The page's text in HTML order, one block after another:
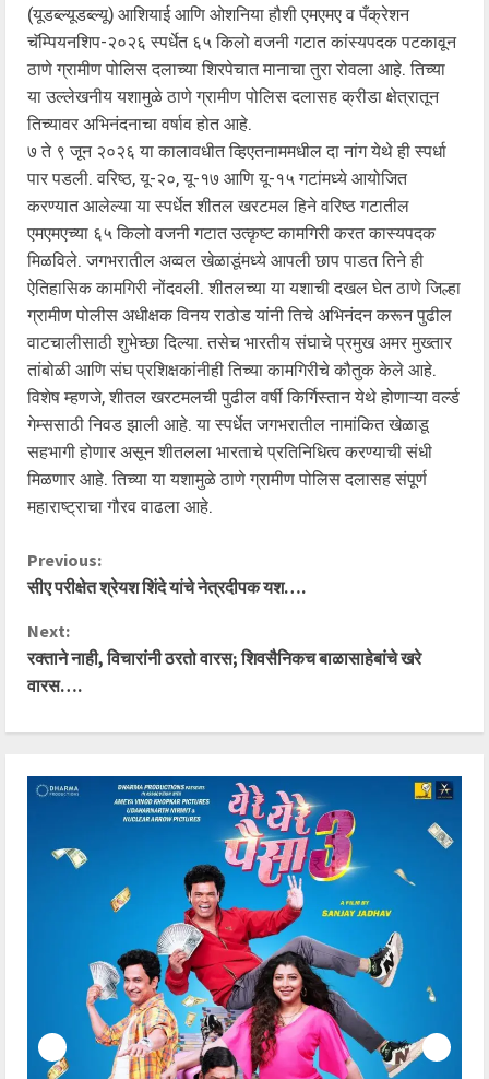
(यूडब्ल्यूडब्ल्यू) आशियाई आणि ओशनिया हौशी एमएमए व पँक्रेशन
चॅम्पियनशिप-२०२६ स्पर्धेत ६५ किलो वजनी गटात कांस्यपदक पटकावून
ठाणे ग्रामीण पोलिस दलाच्या शिरपेचात मानाचा तुरा रोवला आहे. तिच्या
या उल्लेखनीय यशामुळे ठाणे ग्रामीण पोलिस दलासह क्रीडा क्षेत्रातून
तिच्यावर अभिनंदनाचा वर्षाव होत आहे.
७ ते ९ जून २०२६ या कालावधीत व्हिएतनाममधील दा नांग येथे ही स्पर्धा
पार पडली. वरिष्ठ, यू-२०, यू-१७ आणि यू-१५ गटांमध्ये आयोजित
करण्यात आलेल्या या स्पर्धेत शीतल खरटमल हिने वरिष्ठ गटातील
एमएमएच्या ६५ किलो वजनी गटात उत्कृष्ट कामगिरी करत कास्यपदक
मिळविले. जगभरातील अव्वल खेळाडूंमध्ये आपली छाप पाडत तिने ही
ऐतिहासिक कामगिरी नोंदवली. शीतलच्या या यशाची दखल घेत ठाणे जिल्हा
ग्रामीण पोलीस अधीक्षक विनय राठोड यांनी तिचे अभिनंदन करून पुढील
वाटचालीसाठी शुभेच्छा दिल्या. तसेच भारतीय संघाचे प्रमुख अमर मुख्तार
तांबोळी आणि संघ प्रशिक्षकांनीही तिच्या कामगिरीचे कौतुक केले आहे.
विशेष म्हणजे, शीतल खरटमलची पुढील वर्षी किर्गिस्तान येथे होणाऱ्या वर्ल्ड
गेम्ससाठी निवड झाली आहे. या स्पर्धेत जगभरातील नामांकित खेळाडू
सहभागी होणार असून शीतलला भारताचे प्रतिनिधित्व करण्याची संधी
मिळणार आहे. तिच्या या यशामुळे ठाणे ग्रामीण पोलिस दलासह संपूर्ण
महाराष्ट्राचा गौरव वाढला आहे.
C
n
t
n
a
Previous:
सीए परीक्षेत श्रेयश शिंदे यांचे नेत्रदीपक यश….
Next:
रक्ताने नाही, विचारांनी ठरतो वारस; शिवसैनिकच बाळासाहेबांचे खरे
वारस….